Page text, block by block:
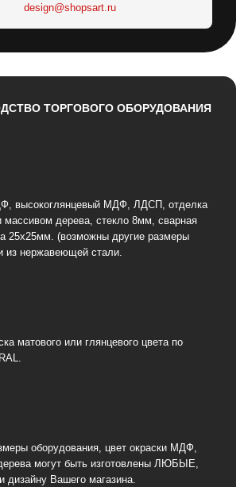
design@shopsart.ru
ТОРГОВОГО ОБОРУДОВАНИЯ
высокоглянцевый МДФ, ЛДСП, отделка
массивом дерева, стекло 8мм, сварная
25х25мм. (возможны другие размеры
из нержавеющей стали.
матового или глянцевого цвета по
оборудования, цвет окраски МДФ,
могут быть изготовлены ЛЮБЫЕ,
дизайну Вашего магазина.